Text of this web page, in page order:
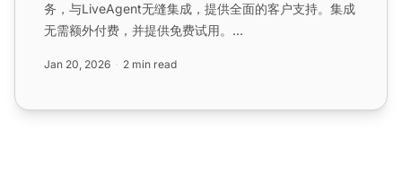
务，与LiveAgent无缝集成，提供全面的客户支持。集成
无需额外付费，并提供免费试用。...
Jan 20, 2026 2 min read